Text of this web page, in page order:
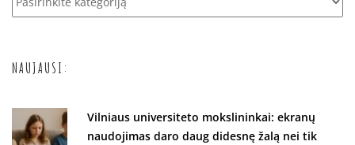
mityba
NAUJAUSI:
Vilniaus universiteto mokslininkai: ekranų
naudojimas daro daug didesnę žalą nei tik